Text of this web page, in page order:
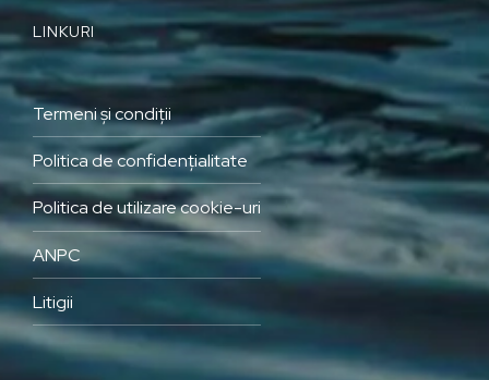
LINKURI
Termeni și condiții
Politica de confidențialitate
Politica de utilizare cookie-uri
ANPC
Litigii